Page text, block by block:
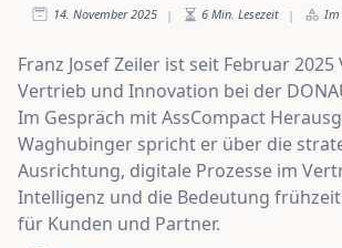
14. November 2025 | 6 Min. Lesezeit | Im
Franz Josef Zeiler ist seit Februar
Vertrieb und Innovation bei der
Im Gespräch mit AssCompact
Waghubinger spricht er über die
Ausrichtung, digitale Prozesse im
Intelligenz und die Bedeutung
für Kunden und Partner.